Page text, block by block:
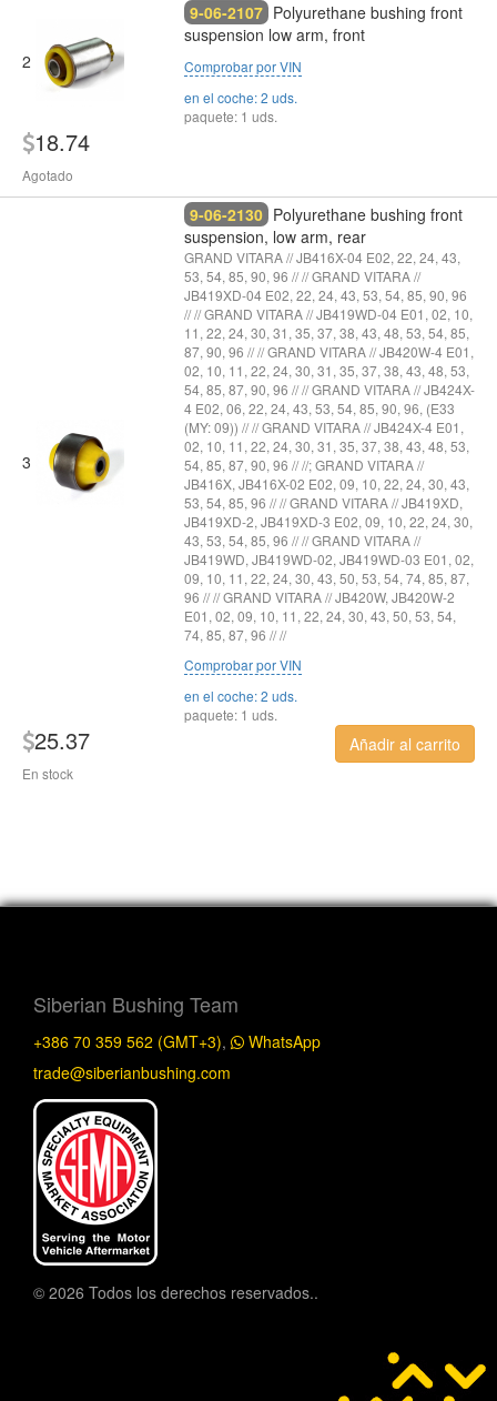
2
9-06-2107 Polyurethane bushing front
suspension low arm, front
Comprobar por VIN
en el coche: 2 uds.
paquete: 1 uds.
18.74
Agotado
3
9-06-2130 Polyurethane bushing front
suspension, low arm, rear
GRAND VITARA // JB416X-04 E02, 22, 24, 43,
53, 54, 85, 90, 96 // // GRAND VITARA //
JB419XD-04 E02, 22, 24, 43, 53, 54, 85, 90, 96
// // GRAND VITARA // JB419WD-04 E01, 02, 10,
11, 22, 24, 30, 31, 35, 37, 38, 43, 48, 53, 54, 85,
87, 90, 96 // // GRAND VITARA // JB420W-4 E01,
02, 10, 11, 22, 24, 30, 31, 35, 37, 38, 43, 48, 53,
54, 85, 87, 90, 96 // // GRAND VITARA // JB424X-
4 E02, 06, 22, 24, 43, 53, 54, 85, 90, 96, (E33
(MY: 09)) // // GRAND VITARA // JB424X-4 E01,
02, 10, 11, 22, 24, 30, 31, 35, 37, 38, 43, 48, 53,
54, 85, 87, 90, 96 // //; GRAND VITARA //
JB416X, JB416X-02 E02, 09, 10, 22, 24, 30, 43,
53, 54, 85, 96 // // GRAND VITARA // JB419XD,
JB419XD-2, JB419XD-3 E02, 09, 10, 22, 24, 30,
43, 53, 54, 85, 96 // // GRAND VITARA //
JB419WD, JB419WD-02, JB419WD-03 E01, 02,
09, 10, 11, 22, 24, 30, 43, 50, 53, 54, 74, 85, 87,
96 // // GRAND VITARA // JB420W, JB420W-2
E01, 02, 09, 10, 11, 22, 24, 30, 43, 50, 53, 54,
74, 85, 87, 96 // //
Comprobar por VIN
en el coche: 2 uds.
paquete: 1 uds.
25.37
En stock
Añadir al carrito
Siberian Bushing Team
+386 70 359 562 (GMT+3),
WhatsApp
trade@siberianbushing.com
© 2026 Todos los derechos reservados..